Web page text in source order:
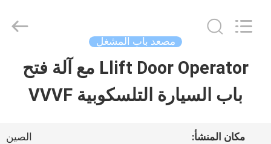
بيت
SUNNY
مصعد باب المشغل
Llift Door Operator مع آلة فتح
باب السيارة التلسكوبية VVVF
مكان المنشأ: الصين